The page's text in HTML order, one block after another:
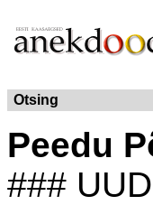
Otsing
Peedu
###